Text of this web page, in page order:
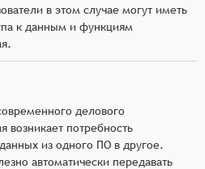
в этом случае могут иметь
к данным и функциям
делового
возникает потребность
из одного ПО в другое.
автоматически передавать